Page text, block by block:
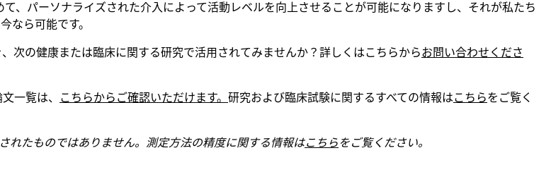
、パーソナライズされた介入によって活動レベルを向上させることが可能になりますし、それが私たち
なら可能です。
次の健康または臨床に関する研究で活用されてみませんか？詳しくはこちらからお問い合わせくださ
一覧は、 こちらからご確認いただけます。 研究および臨床試験に関するすべての情報はこちらをご覧く
れたものではありません。測定方法の精度に関する情報はこちら をご覧ください。